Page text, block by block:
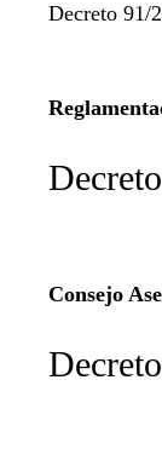
Decreto 91/
Consejo